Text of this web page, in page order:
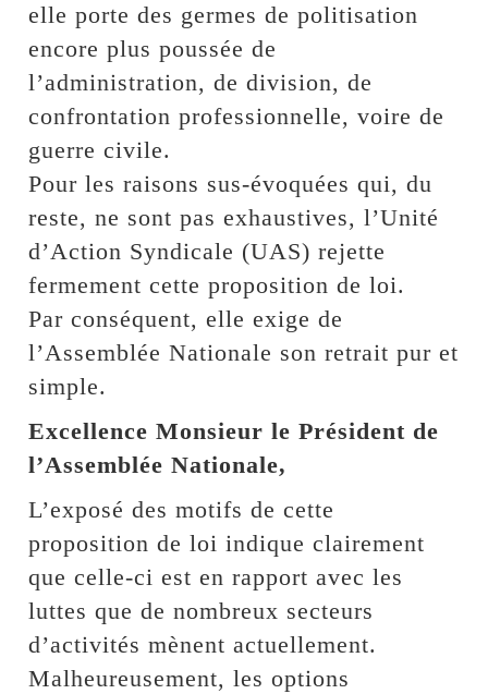
elle porte des germes de politisation
encore plus poussée de
l’administration, de division, de
confrontation professionnelle, voire de
guerre civile.
Pour les raisons sus-évoquées qui, du
reste, ne sont pas exhaustives, l’Unité
d’Action Syndicale (UAS) rejette
fermement cette proposition de loi.
Par conséquent, elle exige de
l’Assemblée Nationale son retrait pur et
simple.
Excellence Monsieur le Président de
l’Assemblée Nationale,
L’exposé des motifs de cette
proposition de loi indique clairement
que celle-ci est en rapport avec les
luttes que de nombreux secteurs
d’activités mènent actuellement.
Malheureusement, les options